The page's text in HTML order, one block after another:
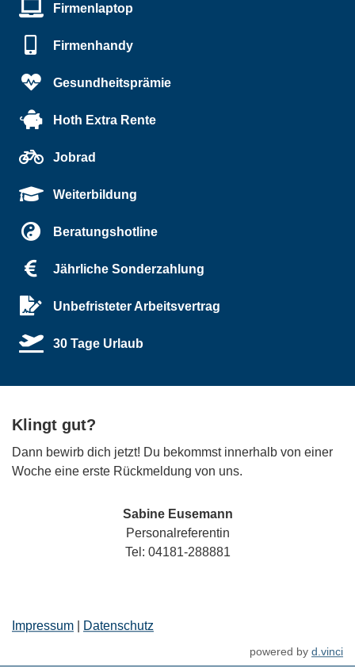
Firmenlaptop
Firmenhandy
Gesundheitsprämie
Hoth Extra Rente
Jobrad
Weiterbildung
Beratungshotline
Jährliche Sonderzahlung
Unbefristeter Arbeitsvertrag
30 Tage Urlaub
Klingt gut?
Dann bewirb dich jetzt! Du bekommst innerhalb von einer
Woche eine erste Rückmeldung von uns.
Sabine Eusemann
Personalreferentin
Tel: 04181-288881
Impressum Datenschutz
powered by d.vinci